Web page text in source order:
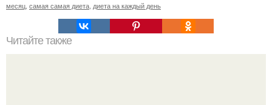
месяц самая самая диета диета на каждый день
Читайте также